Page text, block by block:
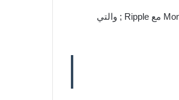
أشار أليكس هولمز ، رئيس مجلس الإدارة والمدير التنفيذي لشركة MoneyGram ; إلى أن الشراكة مع Stellar هي شيء مختلف تمامًا عن علاقة MoneyGram مع Ripple ; والتي